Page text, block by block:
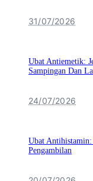
31/07/2026
Ubat Antiemetik:
Sampingan Dan
24/07/2026
Ubat Antihistamin:
Pengambilan